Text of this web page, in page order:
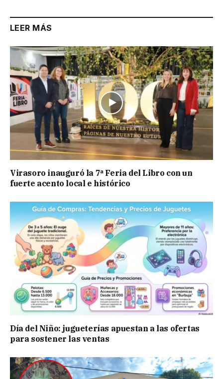
LEER MÁS
Virasoro inauguró la 7ª Feria del Libro con un
fuerte acento local e histórico
Día del Niño: jugueterías apuestan a las ofertas
para sostener las ventas